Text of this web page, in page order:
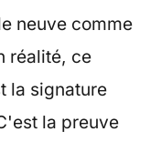
neuve comme
réalité, ce
la signature
la preuve